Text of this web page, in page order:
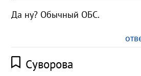
Да ну? Обычный ОБС.
Суворова